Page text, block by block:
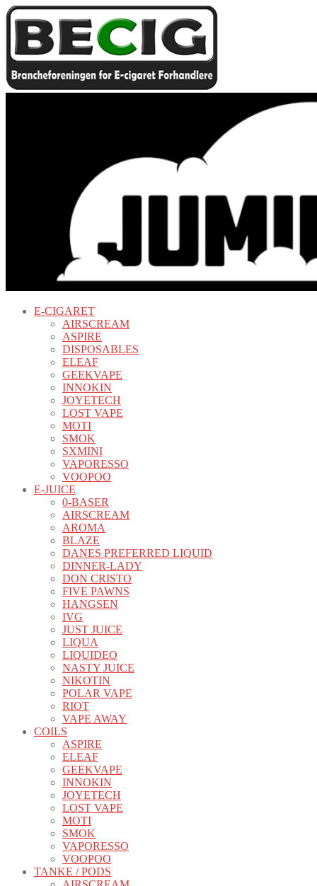
E-CIGARET
AIRSCREAM
ASPIRE
DISPOSABLES
ELEAF
GEEKVAPE
INNOKIN
JOYETECH
LOST VAPE
MOTI
SMOK
SXMINI
VAPORESSO
VOOPOO
E-JUICE
0-BASER
AIRSCREAM
AROMA
BLAZE
DANES PREFERRED LIQUID
DINNER-LADY
DON CRISTO
FIVE PAWNS
HANGSEN
IVG
JUST JUICE
LIQUA
LIQUIDEO
NASTY JUICE
NIKOTIN
POLAR VAPE
RIOT
VAPE AWAY
COILS
ASPIRE
ELEAF
GEEKVAPE
INNOKIN
JOYETECH
LOST VAPE
MOTI
SMOK
VAPORESSO
VOOPOO
TANKE / PODS